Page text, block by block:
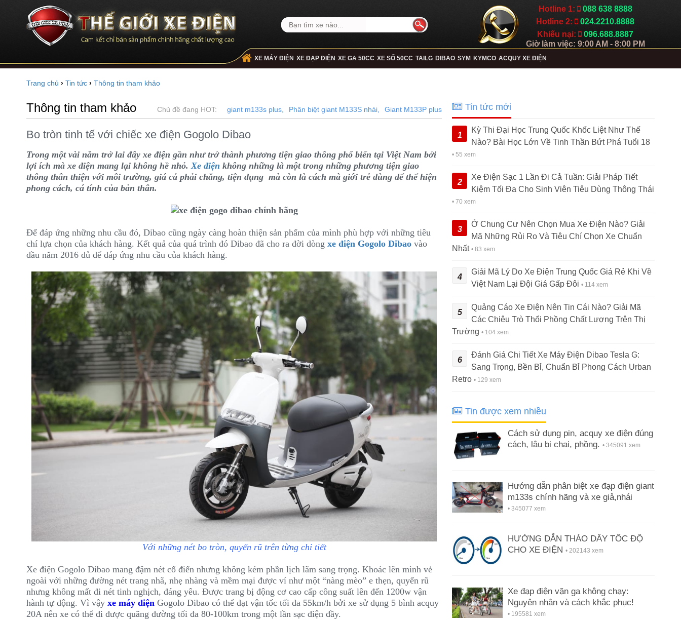
Hotline 1:
088 638 8888
Hotline 2:
024.2210.8888
Khiếu nại:
096.688.8887
Giờ làm việc: 9:00 AM - 8:00 PM
XE MÁY ĐIỆN XE ĐẠP ĐIỆN XE GA 50CC XE SỐ 50CC TAILG DIBAO SYM KYMCO ACQUY XE ĐIỆN
Trang chủ › Tin tức › Thông tin tham khảo
Thông tin tham khảo Chủ đề đang HOT: giant m133s plus, Phân biệt giant M133S nhái, Giant M133P plus
Bo tròn tinh tế với chiếc xe điện Gogolo Dibao
Trong một vài năm trở lai đây xe điện gần như trở thành phương tiện giao thông phổ biến tại Việt Nam bởi
lợi ích mà xe điện mang lại không hề nhỏ.Xe điện không những là một trong những phương tiện giao
thông thân thiện với môi trường, giá cả phải chăng, tiện dụng mà còn là cách mà giới trẻ dùng để thể hiện
phong cách, cá tính của bản thân.
Để đáp ứng những nhu cầu đó, Dibao cũng ngày càng hoàn thiện sản phẩm của mình phù hợp với những tiêu
chí lựa chọn của khách hàng. Kết quả của quá trình đó Dibao đã cho ra đời dòng xe điện Gogolo Dibao vào
đầu năm 2016 đủ để đáp ứng nhu cầu của khách hàng.
Với những nét bo tròn, quyến rũ trên từng chi tiết
Xe điện Gogolo Dibao mang đậm nét cổ điển nhưng không kém phần lịch lãm sang trọng. Khoác lên mình vẻ
ngoài với những đường nét trang nhã, nhẹ nhàng và mềm mại được ví như một “nàng mèo” e thẹn, quyến rũ
nhưng không mất đi nét tinh nghịch, đáng yêu. Được trang bị động cơ cao cấp công suất lên đến 1200w vận
hành tự động. Vì vậy xe máy điện Gogolo Dibao có thể đạt vận tốc tối đa 55km/h bởi xe sử dụng 5 bình acquy
20A nên xe có thể đi được quãng đường tối đa 80-100km trong một lần sạc điện đầy.
Tin tức mới
1
Kỳ Thi Đại Học Trung Quốc Khốc Liệt Như Thế
Nào? Bài Học Lớn Về Tinh Thần Bứt Phá Tuổi 18
• 55 xem
2
Xe Điện Sạc 1 Lần Đi Cả Tuần: Giải Pháp Tiết
Kiệm Tối Đa Cho Sinh Viên Tiêu Dùng Thông Thái
• 70 xem
3
Ở Chung Cư Nên Chọn Mua Xe Điện Nào? Giải
Mã Những Rủi Ro Và Tiêu Chí Chọn Xe Chuẩn
Nhất • 83 xem
4
Giải Mã Lý Do Xe Điện Trung Quốc Giá Rẻ Khi Về
Việt Nam Lại Đội Giá Gấp Đôi • 114 xem
5
Quảng Cáo Xe Điện Nên Tin Cái Nào? Giải Mã
Các Chiêu Trò Thổi Phồng Chất Lượng Trên Thị
Trường • 104 xem
6
Đánh Giá Chi Tiết Xe Máy Điện Dibao Tesla G:
Sang Trọng, Bền Bỉ, Chuẩn Bỉ Phong Cách Urban
Retro • 129 xem
Tin được xem nhiều
Cách sử dụng pin, acquy xe điện đúng
cách, lâu bị chai, phồng. • 345091 xem
Hướng dẫn phân biệt xe đạp điện giant
m133s chính hãng và xe giả,nhái
• 345077 xem
HƯỚNG DẪN THÁO DÂY TỐC ĐỘ
CHO XE ĐIỆN • 202143 xem
Xe đạp điện vặn ga không chạy:
Nguyên nhân và cách khắc phục!
• 195581 xem